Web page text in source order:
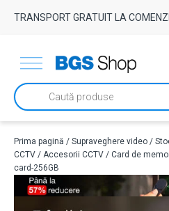
TRANSPORT GRATUIT LA
Products
search
Prima pagină / Supraveghere video /
CCTV / Accesorii CCTV / Card de
card-256GB